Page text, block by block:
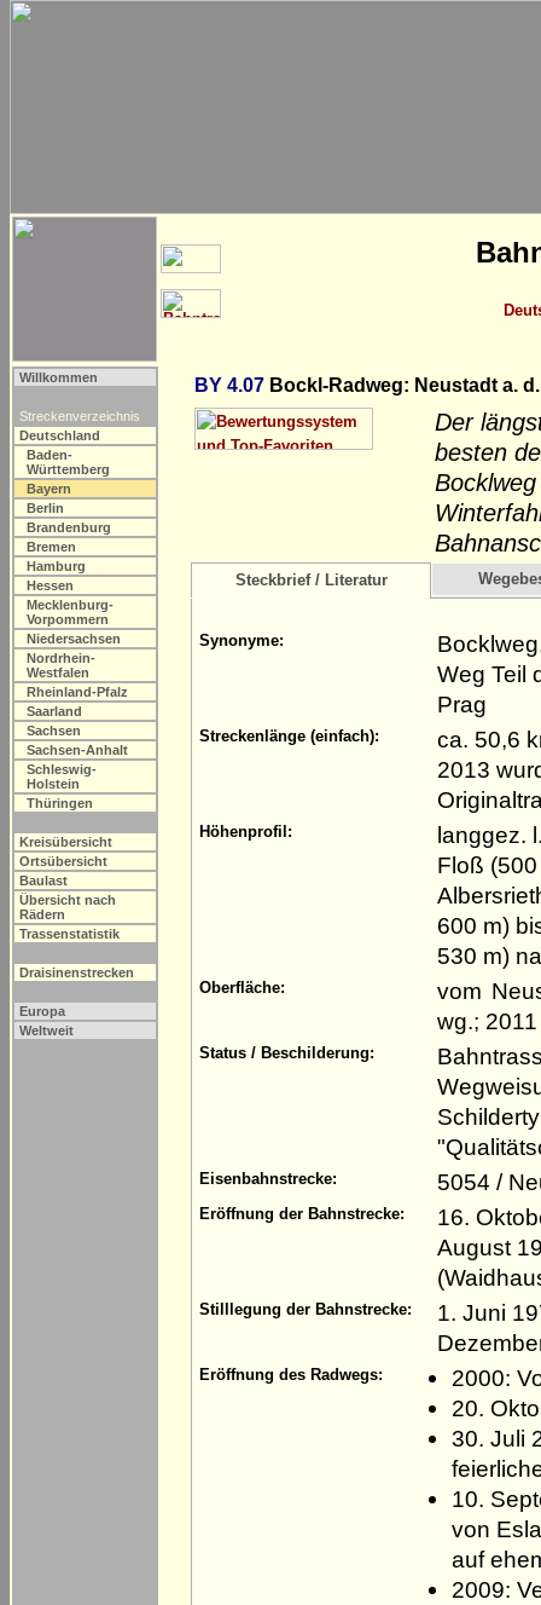
Willkommen
Streckenverzeichnis
Deutschland
Baden-
Württemberg
Bayern
Berlin
Brandenburg
Bremen
Hamburg
Hessen
Mecklenburg-
Vorpommern
Niedersachsen
Nordrhein-
Westfalen
Rheinland-Pfalz
Saarland
Sachsen
Sachsen-Anhalt
Schleswig-
Holstein
Thüringen
Kreisübersicht
Ortsübersicht
Baulast
Übersicht nach
Rädern
Trassenstatistik
Draisinenstrecken
Europa
Weltweit
BY 4.07 Bockl-Radweg: Neustadt a.
Der
besten
Steckbrief / Literatur
Synonyme:
Weg Teil
Prag
Streckenlänge (einfach):
ca. 50,6
2013
Höhenprofil:
langgez.
Floß
600 m)
530 m)
Oberfläche:
vom
wg.;
Status / Beschilderung:
Eisenbahnstrecke: 5054 /
Eröffnung der Bahnstrecke:
16.
August
Stilllegung der Bahnstrecke:
1. Juni
Eröffnung des Radwegs:
2000:
20.
30. Juli
10.
von
auf
2009: